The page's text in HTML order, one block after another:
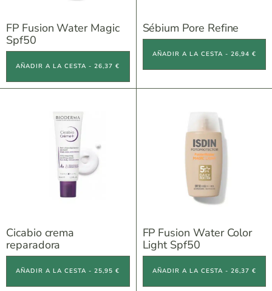
FP Fusion Water Magic
Spf50
AÑADIR A LA CESTA - 26,37 €
Sébium Pore Refine
AÑADIR A LA CESTA - 26,94 €
Cicabio crema
reparadora
AÑADIR A LA CESTA - 25,95 €
FP Fusion Water Color
Light Spf50
AÑADIR A LA CESTA - 26,37 €